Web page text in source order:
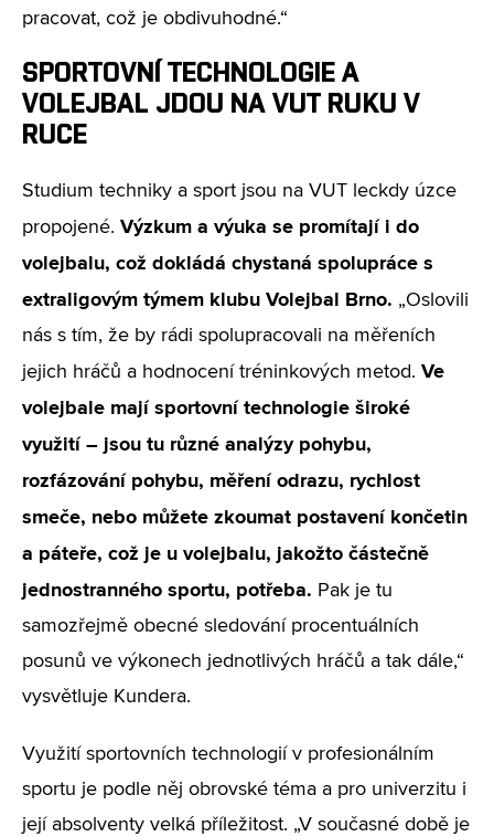
pracovat, což je obdivuhodné.“
SPORTOVNÍ TECHNOLOGIE A
VOLEJBAL JDOU NA VUT RUKU V
RUCE
Studium techniky a sport jsou na VUT leckdy úzce
propojené. Výzkum a výuka se promítají i do
volejbalu, což dokládá chystaná spolupráce s
extraligovým týmem klubu Volejbal Brno. „Oslovili
nás s tím, že by rádi spolupracovali na měřeních
jejich hráčů a hodnocení tréninkových metod. Ve
volejbale mají sportovní technologie široké
využití – jsou tu různé analýzy pohybu,
rozfázování pohybu, měření odrazu, rychlost
smeče, nebo můžete zkoumat postavení končetin
a páteře, což je u volejbalu, jakožto částečně
jednostranného sportu, potřeba. Pak je tu
samozřejmě obecné sledování procentuálních
posunů ve výkonech jednotlivých hráčů a tak dále,“
vysvětluje Kundera.
Využití sportovních technologií v profesionálním
sportu je podle něj obrovské téma a pro univerzitu i
její absolventy velká příležitost. „V současné době je